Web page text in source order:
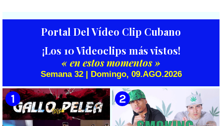
Portal Del Vídeo Clip Cubano
¡Los 10 Videoclips más vistos!
« en estos momentos »
Semana 32 | Domingo, 09.AGO.2026